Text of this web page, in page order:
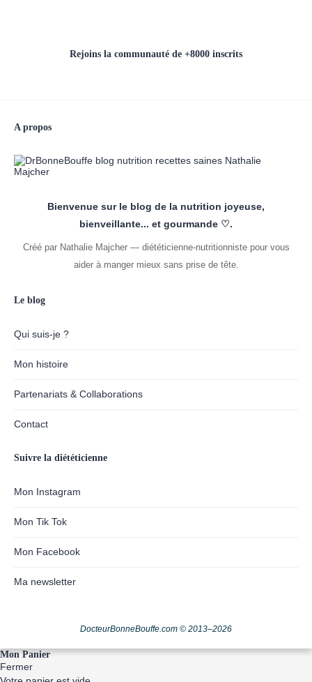
Rejoins la communauté de +8000 inscrits
A propos
Bienvenue sur le blog de la nutrition joyeuse,
bienveillante... et gourmande ♡.
Créé par Nathalie Majcher — diététicienne-nutritionniste pour vous
aider à manger mieux sans prise de tête.
Le blog
Qui suis-je ?
Mon histoire
Partenariats & Collaborations
Contact
Suivre la diététicienne
Mon Instagram
Mon Tik Tok
Mon Facebook
Ma newsletter
DocteurBonneBouffe.com © 2013–2026
Mon Panier
Fermer